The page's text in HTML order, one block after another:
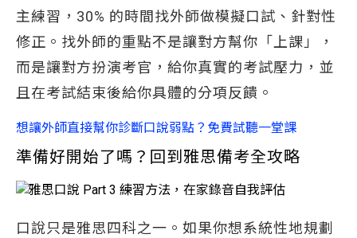
主練習，30% 的時間找外師做模擬口試、針對性
修正。找外師的重點不是讓對方幫你「上課」，
而是讓對方扮演考官，給你真實的考試壓力，並
且在考試結束後給你具體的分項反饋。
想讓外師直接幫你診斷口說弱點？免費試聽一堂課
準備好開始了嗎？回到雅思備考全攻略
口說只是雅思四科之一。如果你想系統性地規劃